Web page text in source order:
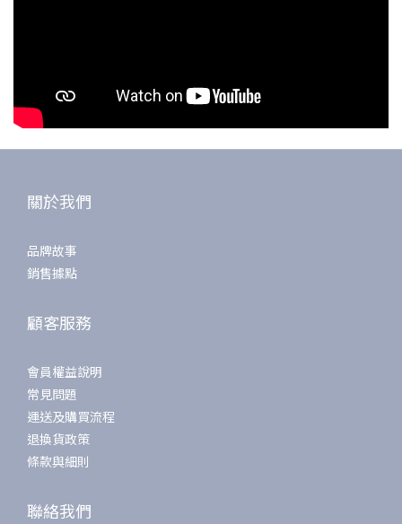
關於我們
品牌故事
銷售據點
顧客服務
會員權益說明
常見問題
運送及購買流程
退換貨政策
條款與細則
聯絡我們